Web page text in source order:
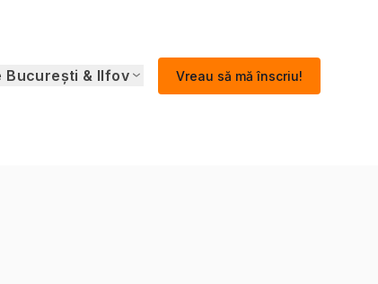
București & Ilfov Vreau să mă înscriu!